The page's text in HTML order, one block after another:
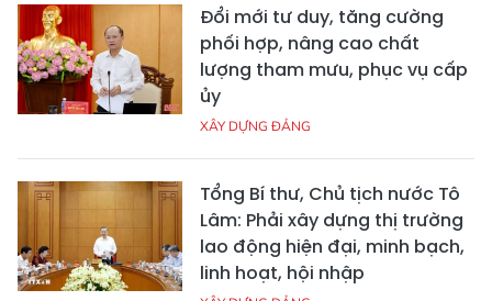
Đổi mới tư duy, tăng cường
phối hợp, nâng cao chất
lượng tham mưu, phục vụ cấp
ủy
XÂY DỰNG ĐẢNG
Tổng Bí thư, Chủ tịch nước Tô
Lâm: Phải xây dựng thị trường
lao động hiện đại, minh bạch,
linh hoạt, hội nhập